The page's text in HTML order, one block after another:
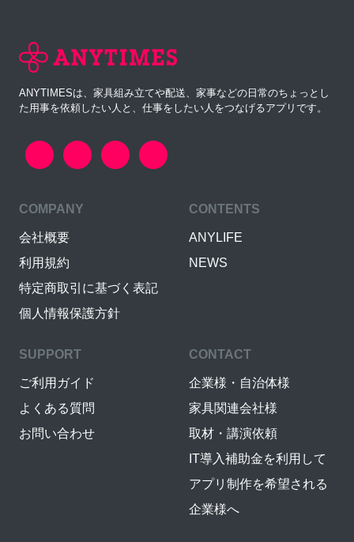
ANYTIMESは、家具組み立てや配送、家事などの日常のちょっとし
た用事を依頼したい人と、仕事をしたい人をつなげるアプリです。
COMPANY
会社概要
利用規約
特定商取引に基づく表記
個人情報保護方針
CONTENTS
ANYLIFE
NEWS
SUPPORT
ご利用ガイド
よくある質問
お問い合わせ
CONTACT
企業様・自治体様
家具関連会社様
取材・講演依頼
IT導入補助金を利用して
アプリ制作を希望される
企業様へ